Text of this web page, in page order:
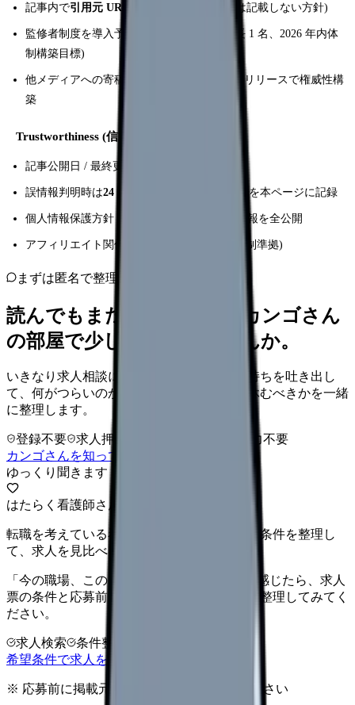
記事内で引用元 URL を明記 (出典なき主張は記載しない方針)
監修者制度を導入予定 (医師 1 名 + 看護師長 1 名、2026 年内体
制構築目標)
他メディアへの寄稿実績 / 学術引用 / プレスリリースで権威性構
築
Trustworthiness (信頼性)
記事公開日 / 最終更新日を全記事に明示
誤情報判明時は24 時間以内に訂正 + 訂正履歴を本ページに記録
個人情報保護方針・特定商取引法・運営者情報を全公開
アフィリエイト関係は「PR」明示 (ステマ規制準拠)
まずは匿名で整理
読んでもまだ苦しいなら、カンゴさん
の部屋で少し話してみませんか。
いきなり求人相談には進みません。今の気持ちを吐き出し
て、何がつらいのか、辞めるべきか、少し休むべきかを一緒
に整理します。
登録不要 求人押し売りなし
病院名は入力不要
カンゴさんを知ってから相談する
ゆっくり聞きます
はたらく看護師さん 求人
転職を考えている看護師さんへ。まずは希望条件を整理し
て、求人を見比べられます。
「今の職場、このままでいいのかな...」そう感じたら、求人
票の条件と応募前に確認したい不安を分けて整理してみてく
ださい。
求人検索 条件整理
希望条件で求人を探す
※ 応募前に掲載元の最新情報を確認してください